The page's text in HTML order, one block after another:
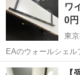
ワ
0円
東
EAのウォールシェル
ウォールシェ…
東京 新宿区